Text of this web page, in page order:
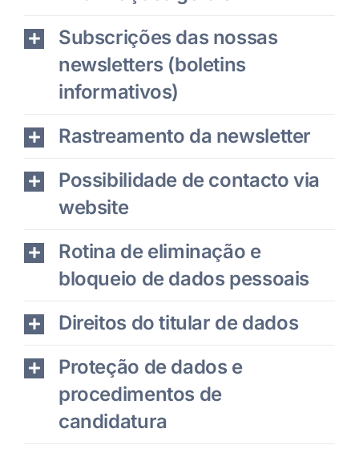
Subscrições das nossas
newsletters (boletins
informativos)
Rastreamento da newsletter
Possibilidade de contacto via
website
Rotina de eliminação e
bloqueio de dados pessoais
Direitos do titular de dados
Proteção de dados e
procedimentos de
candidatura